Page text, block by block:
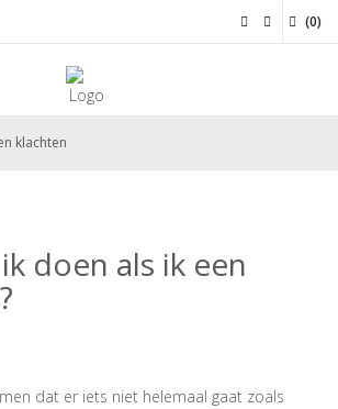
(0)
klachten
doen als ik een
dat er iets niet helemaal gaat zoals